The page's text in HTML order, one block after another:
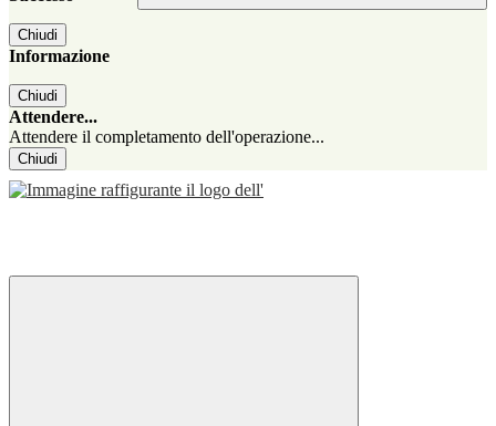
Chiudi
Informazione
Chiudi
Attendere...
Attendere il completamento dell'operazione...
Chiudi